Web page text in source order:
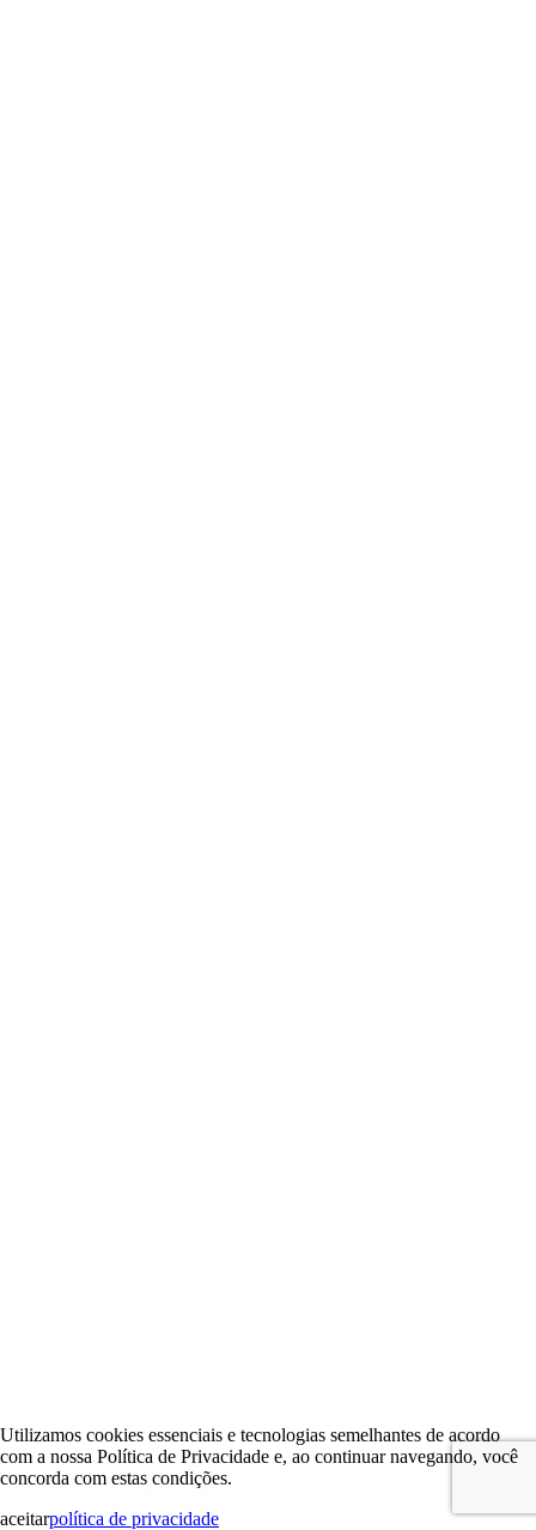
Utilizamos cookies essenciais e tecnologias semelhantes de acordo
com a nossa Política de Privacidade e, ao continuar navegando, você
concorda com estas condições.
aceitarpolítica de privacidade